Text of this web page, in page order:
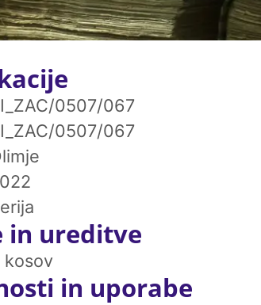
0507/067
0507/067
in ureditve
kosov
in uporabe